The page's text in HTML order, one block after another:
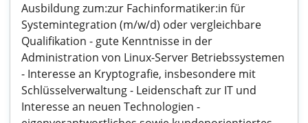
Ausbildung zum:zur Fachinformatiker:in für
Systemintegration (m/w/d) oder vergleichbare
Qualifikation - gute Kenntnisse in der
Administration von Linux-Server Betriebssystemen
- Interesse an Kryptografie, insbesondere mit
Schlüsselverwaltung - Leidenschaft zur IT und
Interesse an neuen Technologien -